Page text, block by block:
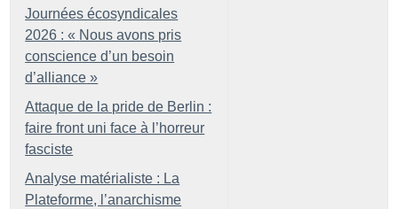
Journées écosyndicales
2026 : « Nous avons pris
conscience d’un besoin
d’alliance »
Attaque de la pride de Berlin :
faire front uni face à l’horreur
fasciste
Analyse matérialiste : La
Plateforme, l’anarchisme